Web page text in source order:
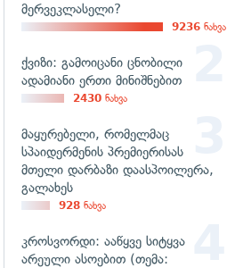
მერვეკლასელი?
9236 ნახვა
ქვიზი: გამოიცანი ცნობილი
ადამიანი ერთი მინიშნებით
2430 ნახვა
მაყურებელი, რომელმაც
სპაიდერმენის პრემიერისას
მთელი დარბაზი დაასპოილერა,
გალახეს
928 ნახვა
კროსვორდი: ააწყვე სიტყვა
არეული ასოებით (თემა: